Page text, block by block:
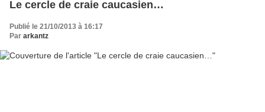
Le cercle de craie caucasien…
Publié le 21/10/2013 à 16:17
Par arkantz